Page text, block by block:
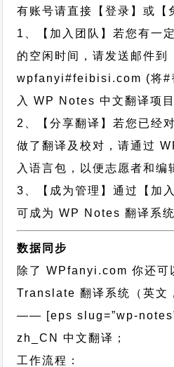
有账号请直接【登录】或【
1、【加入团队】若您有一
的空闲时间，请发送邮件到
wpfanyi#feibisi.com (将#
入 WP Notes 中文翻译项目
2、【分享翻译】若您已经
做了翻译及校对，请通过
入语言包，以便志愿者和编
3、【成为管理】通过【加
可成为 WP Notes 翻译系统
数据同步
除了 WPfanyi.com 你还
Translate 翻译系统（英文
—— [eps slug=”wp-
zh_CN
中文翻译；
工作流程：